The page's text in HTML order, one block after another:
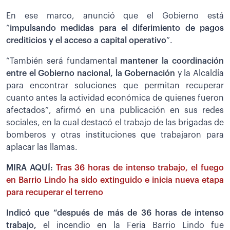
En ese marco, anunció que el Gobierno está
“impulsando medidas para el diferimiento de pagos
crediticios y el acceso a capital operativo”.
“También será fundamental mantener la coordinación
entre el Gobierno nacional, la Gobernación y la Alcaldía
para encontrar soluciones que permitan recuperar
cuanto antes la actividad económica de quienes fueron
afectados”, afirmó en una publicación en sus redes
sociales, en la cual destacó el trabajo de las brigadas de
bomberos y otras instituciones que trabajaron para
aplacar las llamas.
MIRA AQUÍ: Tras 36 horas de intenso trabajo, el fuego
en Barrio Lindo ha sido extinguido e inicia nueva etapa
para recuperar el terreno
Indicó que “después de más de 36 horas de intenso
trabajo, el incendio en la Feria Barrio Lindo fue